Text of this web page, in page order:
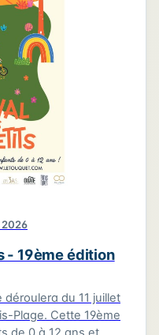
2
3
OpenStreetMap
2026
- 19ème édition
du 11 juillet
19ème